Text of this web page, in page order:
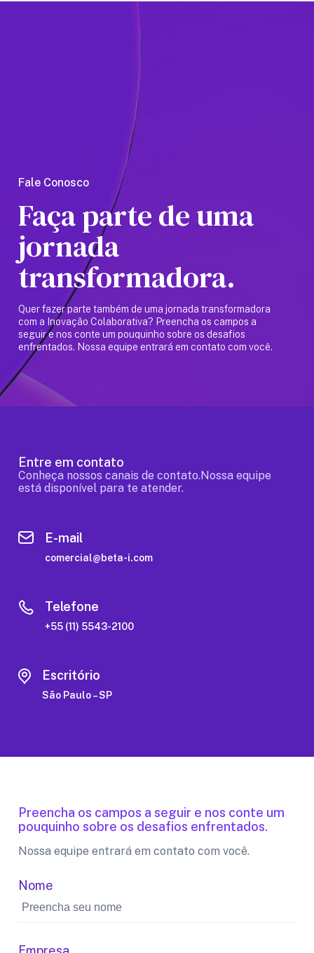
Fale Conosco
Faça parte de uma
jornada
transformadora.
Quer fazer parte também de uma jornada transformadora
com a Inovação Colaborativa? Preencha os campos a
seguir e nos conte um pouquinho sobre os desafios
enfrentados. Nossa equipe entrará em contato com você.
Entre em contato
Conheça nossos canais de contato.Nossa equipe
está disponível para te atender.
E-mail
comercial@beta-i.com
Telefone
+55 (11) 5543-2100
Escritório
São Paulo – SP
Preencha os campos a seguir e nos conte um
pouquinho sobre os desafios enfrentados.
Nossa equipe entrará em contato com você.
Nome